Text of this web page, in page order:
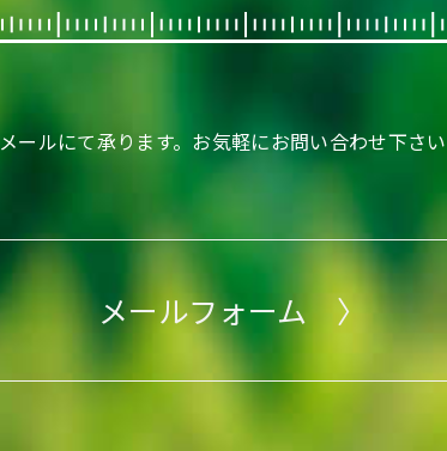
メールにて承ります。 お気軽にお問い合わせ下さい
メールフォーム 〉